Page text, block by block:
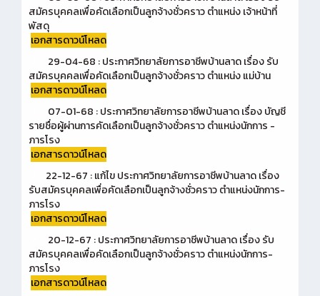
สมัครบุคคลเพื่อคัดเลือกเป็นลูกจ้างชั่วคราว ตำแหน่ง เจ้าหน้าที่
พัสดุ
เอกสารดาวน์โหลด
29-04-68 : ประกาศวิทยาลัยการอาชีพบ้านลาด เรื่อง รับ
สมัครบุคคลเพื่อคัดเลือกเป็นลูกจ้างชั่วคราว ตำแหน่ง แม่บ้าน
เอกสารดาวน์โหลด
07-01-68 : ประกาศวิทยาลัยการอาชีพบ้านลาด เรื่อง บัญชี
รายชื่อผู้ผ่านการคัดเลือกเป็นลูกจ้างชั่วคราว ตำแหน่งนักการ -
ภารโรง
เอกสารดาวน์โหลด
22-12-67 : แก้ไข ประกาศวิทยาลัยการอาชีพบ้านลาด เรื่อง
รับสมัครบุคคลเพื่อคัดเลือกเป็นลูกจ้างชั่วคราว ตำแหน่งนักการ-
ภารโรง
เอกสารดาวน์โหลด
20-12-67 : ประกาศวิทยาลัยการอาชีพบ้านลาด เรื่อง รับ
สมัครบุคคลเพื่อคัดเลือกเป็นลูกจ้างชั่วคราว ตำแหน่งนักการ-
ภารโรง
เอกสารดาวน์โหลด